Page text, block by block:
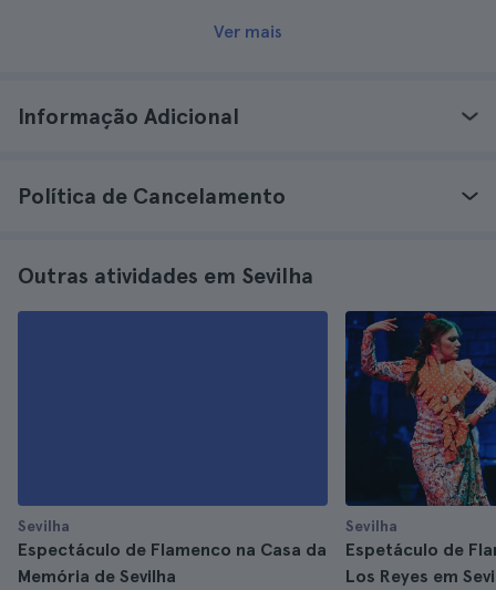
Ver mais
Informação Adicional
Política de Cancelamento
Outras atividades em Sevilha
Sevilha
Espectáculo de Flamenco na Casa da
Memória de Sevilha
Sevilha
Espetáculo de
Los Reyes em